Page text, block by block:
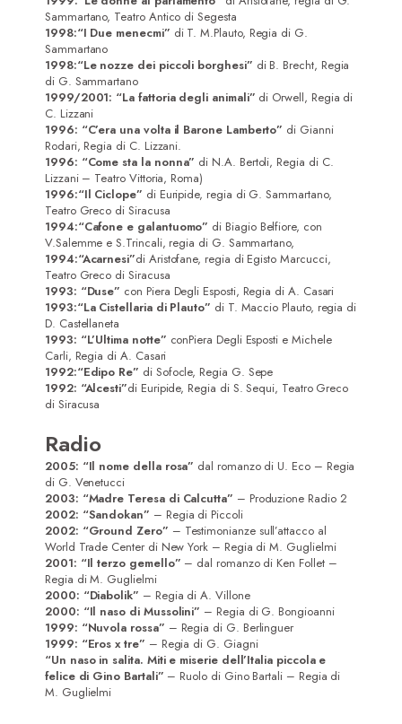
Sammartano, Teatro Antico di Segesta
1998:“I Due menecmi” di T. M.Plauto, Regia di G.
Sammartano
1998:“Le nozze dei piccoli borghesi” di B. Brecht, Regia
di G. Sammartano
1999/2001: “La fattoria degli animali” di Orwell, Regia di
C. Lizzani
1996: “C’era una volta il Barone Lamberto” di Gianni
Rodari, Regia di C. Lizzani.
1996: “Come sta la nonna” di N.A. Bertoli, Regia di C.
Lizzani – Teatro Vittoria, Roma)
1996:“Il Ciclope” di Euripide, regia di G. Sammartano,
Teatro Greco di Siracusa
1994:“Cafone e galantuomo” di Biagio Belfiore, con
V.Salemme e S.Trincali, regia di G. Sammartano,
1994:“Acarnesi”di Aristofane, regia di Egisto Marcucci,
Teatro Greco di Siracusa
1993: “Duse” con Piera Degli Esposti, Regia di A. Casari
1993:“La Cistellaria di Plauto” di T. Maccio Plauto, regia di
D. Castellaneta
1993: “L’Ultima notte” conPiera Degli Esposti e Michele
Carli, Regia di A. Casari
1992:“Edipo Re” di Sofocle, Regia G. Sepe
1992: “Alcesti”di Euripide, Regia di S. Sequi, Teatro Greco
di Siracusa
Radio
2005: “Il nome della rosa” dal romanzo di U. Eco – Regia
di G. Venetucci
2003: “Madre Teresa di Calcutta” – Produzione Radio 2
2002: “Sandokan” – Regia di Piccoli
2002: “Ground Zero” – Testimonianze sull’attacco al
World Trade Center di New York – Regia di M. Guglielmi
2001: “Il terzo gemello” – dal romanzo di Ken Follet –
Regia di M. Guglielmi
2000: “Diabolik” – Regia di A. Villone
2000: “Il naso di Mussolini” – Regia di G. Bongioanni
1999: “Nuvola rossa” – Regia di G. Berlinguer
1999: “Eros x tre” – Regia di G. Giagni
“Un naso in salita. Miti e miserie dell’Italia piccola e
felice di Gino Bartali” – Ruolo di Gino Bartali – Regia di
M. Guglielmi